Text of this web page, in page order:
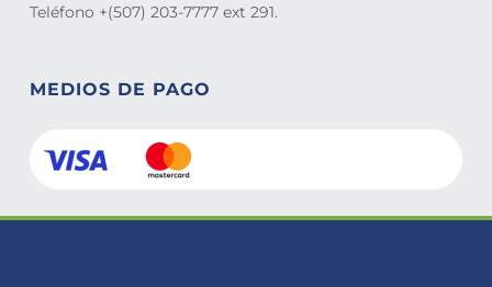
Teléfono +(507) 203-7777 ext 291.
MEDIOS DE PAGO